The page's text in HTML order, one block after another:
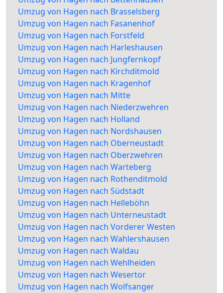
Umzug von Hagen nach Brasselsberg
Umzug von Hagen nach Fasanenhof
Umzug von Hagen nach Forstfeld
Umzug von Hagen nach Harleshausen
Umzug von Hagen nach Jungfernkopf
Umzug von Hagen nach Kirchditmold
Umzug von Hagen nach Kragenhof
Umzug von Hagen nach Mitte
Umzug von Hagen nach Niederzwehren
Umzug von Hagen nach Holland
Umzug von Hagen nach Nordshausen
Umzug von Hagen nach Oberneustadt
Umzug von Hagen nach Oberzwehren
Umzug von Hagen nach Warteberg
Umzug von Hagen nach Rothenditmold
Umzug von Hagen nach Südstadt
Umzug von Hagen nach Helleböhn
Umzug von Hagen nach Unterneustadt
Umzug von Hagen nach Vorderer Westen
Umzug von Hagen nach Wahlershausen
Umzug von Hagen nach Waldau
Umzug von Hagen nach Wehlheiden
Umzug von Hagen nach Wesertor
Umzug von Hagen nach Wolfsanger